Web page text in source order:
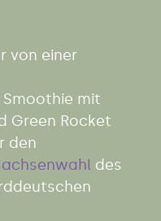
von einer
mit
Green Rocket
den
des